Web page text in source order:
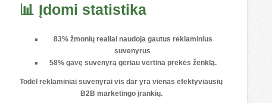
📊 Įdomi statistika
83% žmonių realiai naudoja gautus reklaminius
suvenyrus.
58% gavę suvenyrą geriau vertina prekės ženklą.
Todėl reklaminiai suvenyrai vis dar yra vienasefektyviausių
B2B marketingo įrankių.